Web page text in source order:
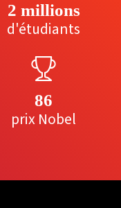
2 millions
d'étudiants
86
prix Nobel